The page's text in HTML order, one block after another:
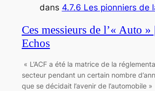
dans 4.7.6 Les pionniers de
Ces messieurs de l’« Auto »
Echos
« L’ACF a été la matrice de la
secteur pendant un certain nombre
que se décidait l’avenir de l’automobile »